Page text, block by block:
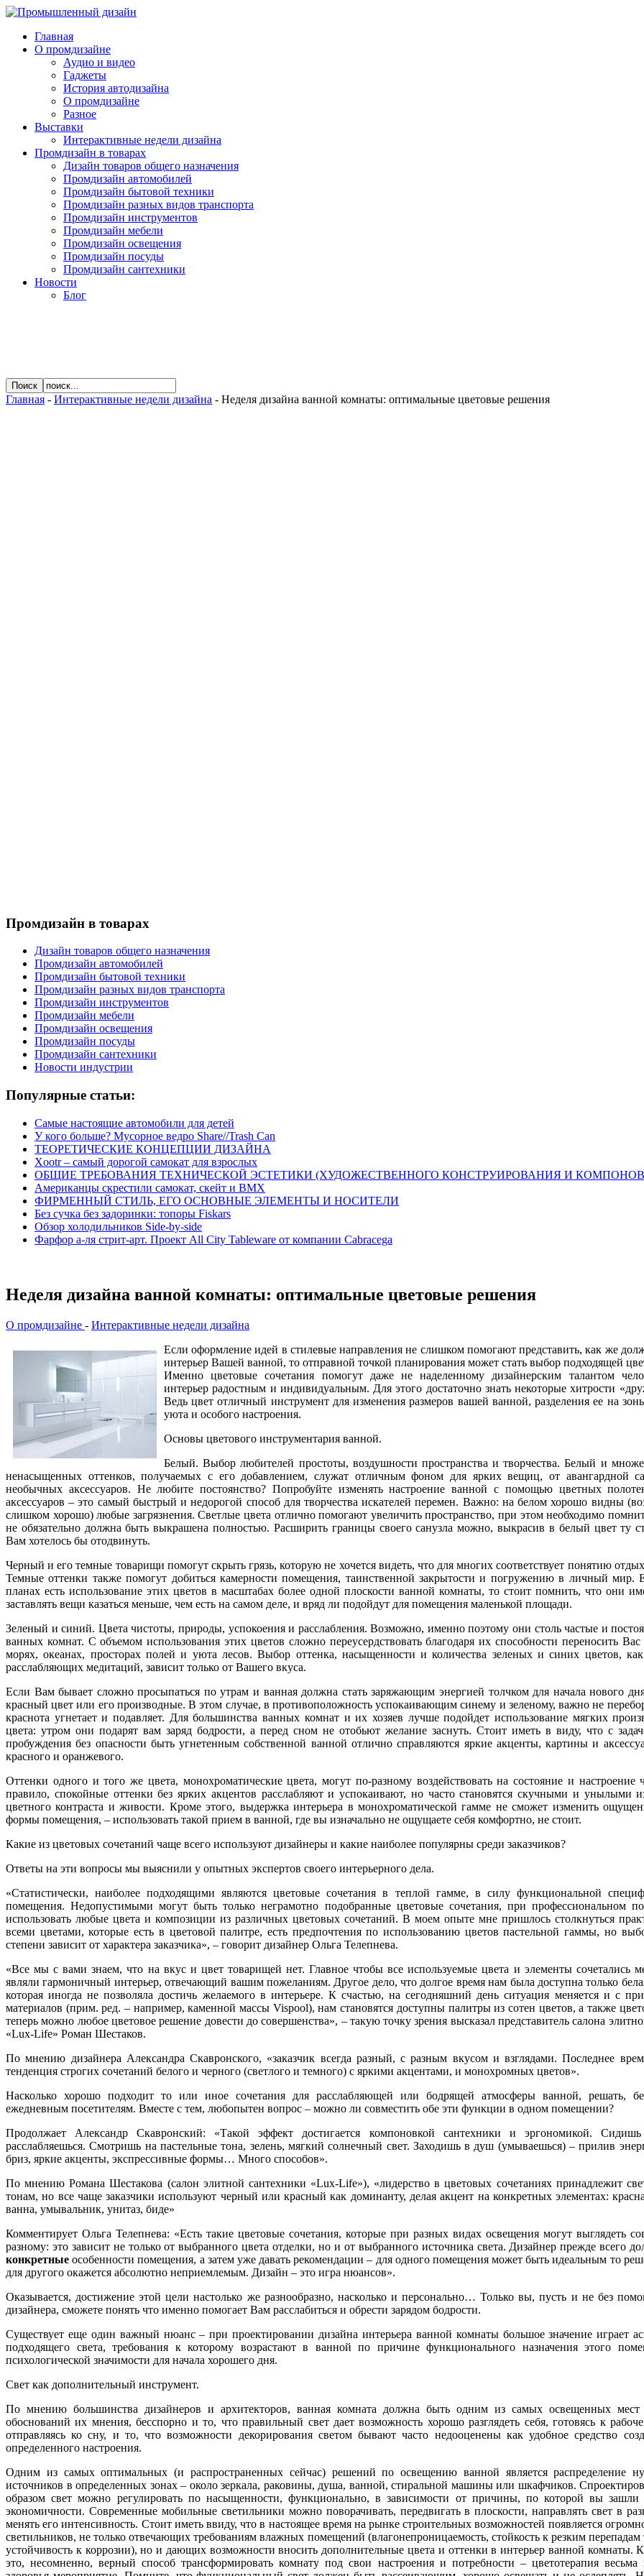
Главная
О промдизайне
Аудио и видео
Гаджеты
История автодизайна
О промдизайне
Разное
Выставки
Интерактивные недели дизайна
Промдизайн в товарах
Дизайн товаров общего назначения
Промдизайн автомобилей
Промдизайн бытовой техники
Промдизайн разных видов транспорта
Промдизайн инструментов
Промдизайн мебели
Промдизайн освещения
Промдизайн посуды
Промдизайн сантехники
Новости
Блог
Главная - Интерактивные недели дизайна - Неделя дизайна ванной комнаты: оптимальные цветовые решения
Промдизайн в товарах
Дизайн товаров общего назначения
Промдизайн автомобилей
Промдизайн бытовой техники
Промдизайн разных видов транспорта
Промдизайн инструментов
Промдизайн мебели
Промдизайн освещения
Промдизайн посуды
Промдизайн сантехники
Новости индустрии
Популярные статьи:
Самые настоящие автомобили для детей
У кого больше? Мусорное ведро Share//Trash Can
ТЕОРЕТИЧЕСКИЕ КОНЦЕПЦИИ ДИЗАЙНА
Xootr – самый дорогой самокат для взрослых
ОБЩИЕ ТРЕБОВАНИЯ ТЕХНИЧЕСКОЙ ЭСТЕТИКИ (ХУДОЖЕСТВЕННОГО КОНСТРУИРОВАНИЯ И
Американцы скрестили самокат, скейт и BMX
ФИРМЕННЫЙ СТИЛЬ, ЕГО ОСНОВНЫЕ ЭЛЕМЕНТЫ И НОСИТЕЛИ
Без сучка без задоринки: топоры Fiskars
Обзор холодильников Side-by-side
Фарфор а-ля стрит-арт. Проект All City Tableware от компании Cabracega
Неделя дизайна ванной комнаты: оптимальные цветовые решения
О промдизайне - Интерактивные недели дизайна
Если оформление идей в стилевые направления не слишком помогают представить, как же
интерьер Вашей ванной, то отправной точкой планирования может стать выбор подходящей
Именно цветовые сочетания помогут даже не наделенному дизайнерским талантом
интерьер радостным и индивидуальным. Для этого достаточно знать некоторые хитрости
Ведь цвет отличный инструмент для изменения размеров вашей ванной, разделения ее на
уюта и особого настроения.
Основы цветового инструментария ванной.
Белый. Выбор любителей простоты, воздушности пространства и творчества. Белый и
ненасыщенных оттенков, получаемых с его добавлением, служат отличным фоном для ярких вещиц, от авангардной
необычных аксессуаров. Не любите постоянство? Попробуйте изменять настроение ванной с помощью цветных
аксессуаров – это самый быстрый и недорогой способ для творчества искателей перемен. Важно: на белом хорошо видны
слишком хорошо) любые загрязнения. Светлые цвета отлично помогают увеличить пространство, при этом необходимо
не обязательно должна быть выкрашена полностью. Расширить границы своего санузла можно, выкрасив в белый цвет ту
Вам хотелось бы отодвинуть.
Черный и его темные товарищи помогут скрыть грязь, которую не хочется видеть, что для многих соответствует понятию
Темные оттенки также помогут добиться камерности помещения, таинственной закрытости и погружению в личный мир.
планах есть использование этих цветов в масштабах более одной плоскости ванной комнаты, то стоит помнить, что они
заставлять вещи казаться меньше, чем есть на самом деле, и вряд ли подойдут для помещения маленькой площади.
Зеленый и синий. Цвета чистоты, природы, успокоения и расслабления. Возможно, именно поэтому они столь частые и
ванных комнат. С объемом использования этих цветов сложно переусердствовать благодаря их способности переносить
морях, океанах, просторах полей и уюта лесов. Выбор оттенка, насыщенности и количества зеленых и синих цветов,
расслабляющих медитаций, зависит только от Вашего вкуса.
Если Вам бывает сложно просыпаться по утрам и ванная должна стать заряжающим энергией толчком для начала нового
красный цвет или его производные. В этом случае, в противоположность успокаивающим синему и зеленому, важно не
краснота угнетает и подавляет. Для большинства ванных комнат и их хозяев лучше подойдет использование мягких
цвета: утром они подарят вам заряд бодрости, а перед сном не отобьют желание заснуть. Стоит иметь в виду, что с
пробуждения без опасности быть угнетенным собственной ванной отлично справляются яркие акценты, картины и
красного и оранжевого.
Оттенки одного и того же цвета, монохроматические цвета, могут по-разному воздействовать на состояние и настроение
правило, спокойные оттенки без ярких акцентов расслабляют и успокаивают, но часто становятся скучными и унылыми
цветного контраста и живости. Кроме этого, выдержка интерьера в монохроматической гамме не сможет изменить
формы помещения, – использовать такой прием в ванной, где вы изначально не ощущаете себя комфортно, не стоит.
Какие из цветовых сочетаний чаще всего используют дизайнеры и какие наиболее популярны среди заказчиков?
Ответы на эти вопросы мы выяснили у опытных экспертов своего интерьерного дела.
«Статистически, наиболее подходящими являются цветовые сочетания в теплой гамме, в силу функциональной
помещения. Недопустимыми могут быть только неграмотно подобранные цветовые сочетания, при профессиональном
использовать любые цвета и композиции из различных цветовых сочетаний. В моем опыте мне пришлось столкнуться
всеми цветами, которые есть в цветовой палитре, есть предпочтения по использованию цветов пастельной гаммы, но
степени зависит от характера заказчика», – говорит дизайнер Ольга Телепнева.
«Все мы с вами знаем, что на вкус и цвет товарищей нет. Главное чтобы все используемые цвета и элементы сочетались
являли гармоничный интерьер, отвечающий вашим пожеланиям. Другое дело, что долгое время нам была доступна только
которая иногда не позволяла достичь желаемого в интерьере. К счастью, на сегодняшний день ситуация меняется и с
материалов (прим. ред. – например, каменной массы Vispool), нам становятся доступны палитры из сотен цветов, а также
теперь можно любое цветовое решение довести до совершенства», – такую точку зрения высказал представитель салона
«Lux-Life» Роман Шестаков.
По мнению дизайнера Александра Скавронского, «заказчик всегда разный, с разным вкусом и взглядами. Последнее
тенденция строгих сочетаний белого и черного (светлого и темного) с яркими акцентами, и монохромных цветов».
Насколько хорошо подходит то или иное сочетания для расслабляющей или бодрящей атмосферы ванной, решать,
ежедневным посетителям. Вместе с тем, любопытен вопрос – можно ли совместить обе эти функции в одном помещении?
Продолжает Александр Скавронский: «Такой эффект достигается компоновкой сантехники и эргономикой.
расслабляешься. Смотришь на пастельные тона, зелень, мягкий солнечный свет. Заходишь в душ (умываешься) – прилив
бриз, яркие акценты, экспрессивные формы… Много способов».
По мнению Романа Шестакова (салон элитной сантехники «Lux-Life»), «лидерство в цветовых сочетаниях принадлежит
тонам, но все чаще заказчики используют черный или красный как доминанту, делая акцент на конкретных элементах:
ванна, умывальник, унитаз, биде»
Комментирует Ольга Телепнева: «Есть такие цветовые сочетания, которые при разных видах освещения могут выглядеть
разному: это зависит не только от выбранного цвета отделки, но и от выбранного источника света. Дизайнер прежде всего
конкретные особенности помещения, а затем уже давать рекомендации – для одного помещения может быть идеальным то
для другого окажется абсолютно неприемлемым. Дизайн – это игра нюансов».
Оказывается, достижение этой цели настолько же разнообразно, насколько и персонально… Только вы, пусть и не без
дизайнера, сможете понять что именно помогает Вам расслабиться и обрести зарядом бодрости.
Существует еще один важный нюанс – при проектировании дизайна интерьера ванной комнаты большое значение играет
подходящего света, требования к которому возрастают в ванной по причине функционального назначения этого
психологической значимости для начала хорошего дня.
Свет как дополнительный инструмент.
По мнению большинства дизайнеров и архитекторов, ванная комната должна быть одним из самых освещенных
обоснований их мнения, бесспорно и то, что правильный свет дает возможность хорошо разглядеть себя, готовясь к
отправляясь ко сну, и то, что возможности декорирования светом бывают часто недооценены как удобное средство
определенного настроения.
Одним из самых оптимальных (и распространенных сейчас) решений по освещению ванной является распределение
источников в определенных зонах – около зеркала, раковины, душа, ванной, стиральной машины или шкафчиков.
образом свет можно регулировать по насыщенности, функционально, в зависимости от причины, по которой вы
экономичности. Современные мобильные светильники можно поворачивать, передвигать в плоскости, направлять свет в
менять его интенсивность. Стоит иметь ввиду, что в настоящее время на рынке строительных возможностей появляется
светильников, не только отвечающих требованиям влажных помещений (влагонепроницаемость, стойкость к резким перепадам
устойчивость к коррозии), но и дающих возможности вносить дополнительные цвета и оттенки в интерьер ванной комнаты.
это, несомненно, верный способ трансформировать комнату под свои настроения и потребности – цветотерапия весьма